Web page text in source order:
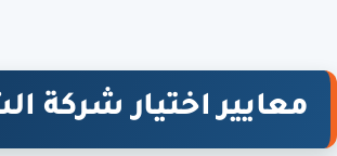
معايير اختيار شركة